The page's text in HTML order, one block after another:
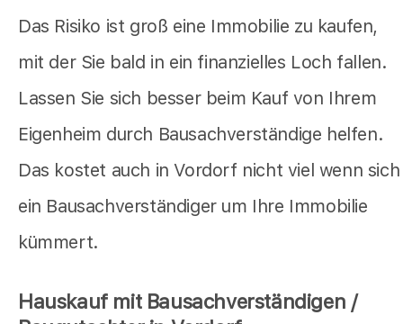
Das Risiko ist groß eine Immobilie zu kaufen,
mit der Sie bald in ein finanzielles Loch fallen.
Lassen Sie sich besser beim Kauf von Ihrem
Eigenheim durch Bausachverständige helfen.
Das kostet auch in Vordorf nicht viel wenn sich
ein Bausachverständiger um Ihre Immobilie
kümmert.
Hauskauf mit Bausachverständigen /